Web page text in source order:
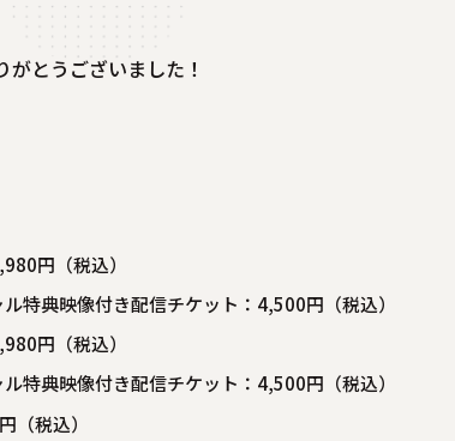
とうございました！
円（税込）
特典映像付き配信チケット：4,500円（税込）
円（税込）
特典映像付き配信チケット：4,500円（税込）
（税込）